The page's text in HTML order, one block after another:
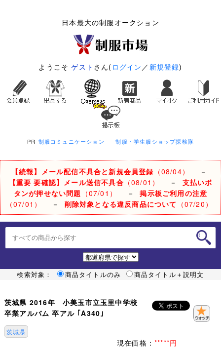
日本最大の制服オークション
ようこそゲスト さん( ログイン ／ 新規登録)
PR 制服コミュニケーション 制服・学生服ショップ探検隊
【続報】メール配信不具合と新規会員登録 （08/04）
－
【重要 要確認】メール送信不具合 （08/01） － 支払いボ
タンが押せない問題 （07/01） －掲示板ご利用の注意
（07/01）
－ 削除対象となる違反商品について （07/20）
検索対象： 商品タイトルのみ 商品タイトル＋説明文
茨城県 2016年 小美玉市立玉里中学校
卒業アルバム 卒アル ｢A340｣
茨城県
現在価格： *****円